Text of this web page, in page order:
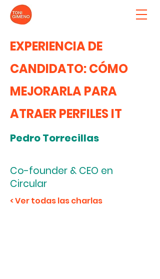
EXPERIENCIA DE
CANDIDATO: CÓMO
MEJORARLA PARA
ATRAER PERFILES IT
Pedro Torrecillas
Co-founder & CEO en
Circular
< Ver todas las charlas